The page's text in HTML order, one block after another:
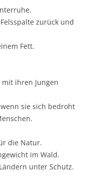
zurück und
Fett.
ihren Jungen
sie sich bedroht
die Natur.
im Wald.
unter Schutz.